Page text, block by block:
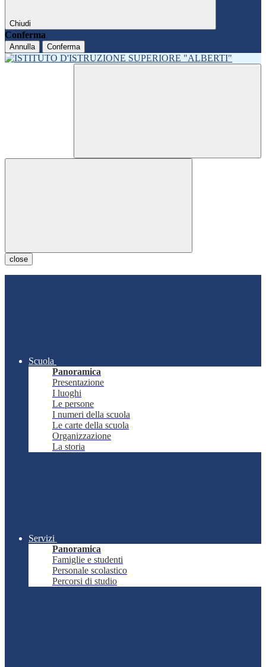
Chiudi
Conferma
Annulla Conferma
close
Scuola
Panoramica
Presentazione
I luoghi
Le persone
I numeri della scuola
Le carte della scuola
Organizzazione
La storia
Servizi
Panoramica
Famiglie e studenti
Personale scolastico
Percorsi di studio